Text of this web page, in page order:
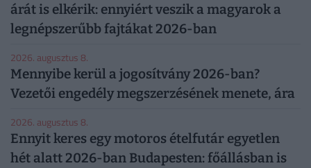
árát is elkérik: ennyiért veszik a magyarok a
legnépszerűbb fajtákat 2026-ban
2026. augusztus 8.
Mennyibe kerül a jogosítvány 2026-ban?
Vezetői engedély megszerzésének menete, ára
2026. augusztus 8.
Ennyit keres egy motoros ételfutár egyetlen
hét alatt 2026-ban Budapesten: főállásban is